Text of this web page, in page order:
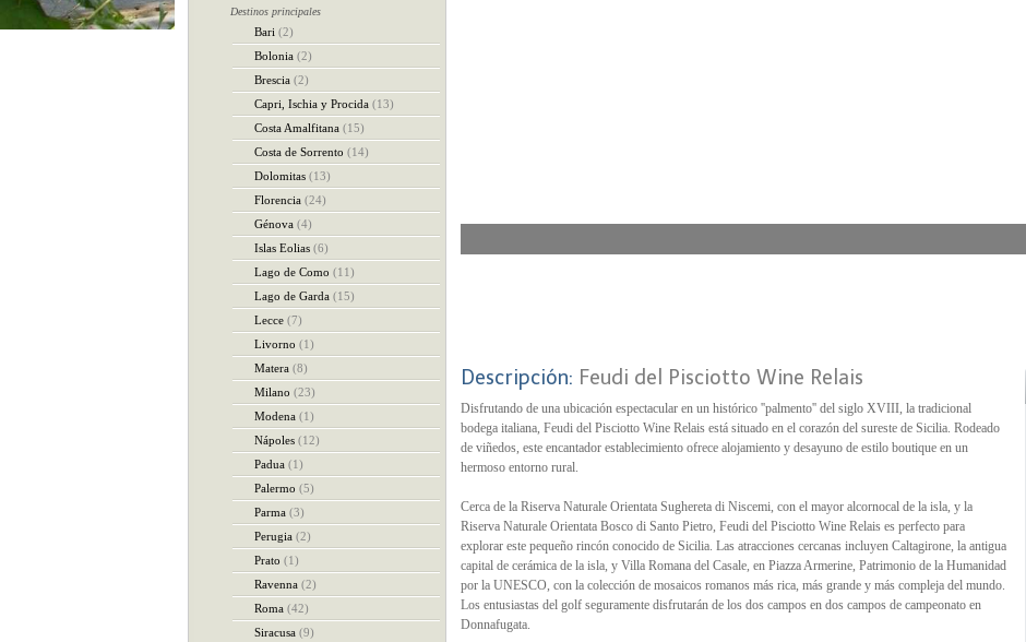
Destinos principales
Bari (2)
Bolonia (2)
Brescia (2)
Capri, Ischia y Procida (13)
Costa Amalfitana (15)
Costa de Sorrento (14)
Dolomitas (13)
Florencia (24)
Génova (4)
Islas Eolias (6)
Lago de Como (11)
Lago de Garda (15)
Lecce (7)
Livorno (1)
Matera (8)
Milano (23)
Modena (1)
Nápoles (12)
Padua (1)
Palermo (5)
Parma (3)
Perugia (2)
Prato (1)
Ravenna (2)
Roma (42)
Siracusa (9)
Descripción: Feudi del Pisciotto Wine Relais
Disfrutando de una ubicación espectacular en un histórico ''palmento'' del siglo XVIII, la tradicional
bodega italiana, Feudi del Pisciotto Wine Relais está situado en el corazón del sureste de Sicilia. Rodeado
de viñedos, este encantador establecimiento ofrece alojamiento y desayuno de estilo boutique en un
hermoso entorno rural.
Cerca de la Riserva Naturale Orientata Sughereta di Niscemi, con el mayor alcornocal de la isla, y la
Riserva Naturale Orientata Bosco di Santo Pietro, Feudi del Pisciotto Wine Relais es perfecto para
explorar este pequeño rincón conocido de Sicilia. Las atracciones cercanas incluyen Caltagirone, la antigua
capital de cerámica de la isla, y Villa Romana del Casale, en Piazza Armerine, Patrimonio de la Humanidad
por la UNESCO, con la colección de mosaicos romanos más rica, más grande y más compleja del mundo.
Los entusiastas del golf seguramente disfrutarán de los dos campos en dos campos de campeonato en
Donnafugata.